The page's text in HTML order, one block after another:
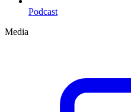
Podcast
Media